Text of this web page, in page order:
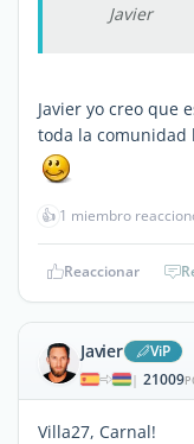
Javier
Javier yo creo que
toda la comunidad
👍 1 miembro
Reaccionar
Javier ViP
| 21009
Villa27, Carnal!